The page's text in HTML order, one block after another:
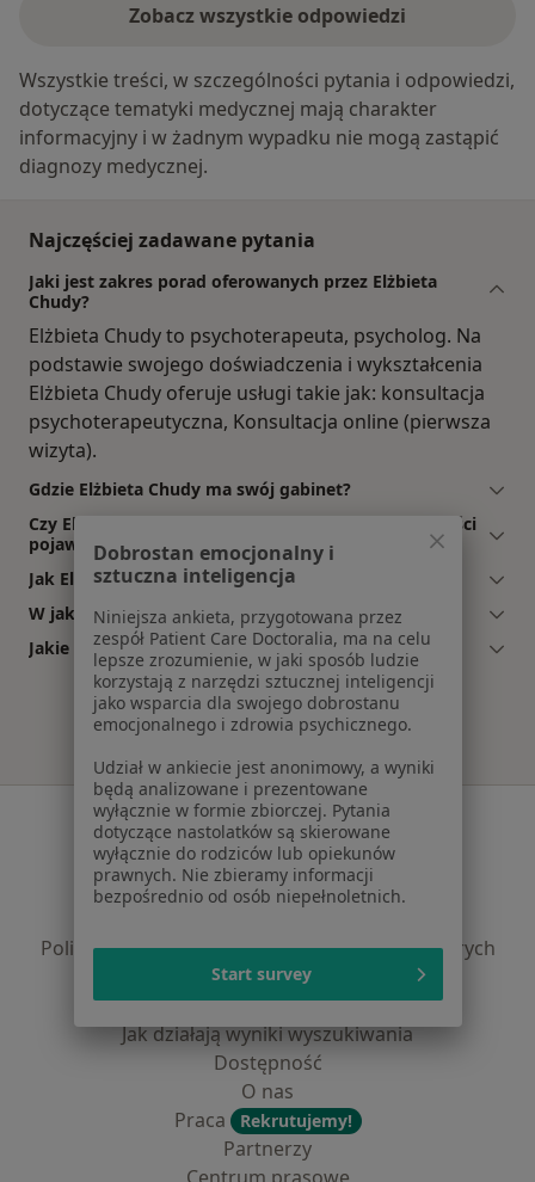
Zobacz wszystkie odpowiedzi
Wszystkie treści, w szczególności pytania i odpowiedzi,
dotyczące tematyki medycznej mają charakter
informacyjny i w żadnym wypadku nie mogą zastąpić
diagnozy medycznej.
Najczęściej zadawane pytania
Jaki jest zakres porad oferowanych przez Elżbieta
Chudy?
Elżbieta Chudy to psychoterapeuta, psycholog. Na
podstawie swojego doświadczenia i wykształcenia
Elżbieta Chudy oferuje usługi takie jak: konsultacja
psychoterapeutyczna, Konsultacja online (pierwsza
wizyta).
Gdzie Elżbieta Chudy ma swój gabinet?
Czy Elżbieta Chudy przyjmuje online, bez konieczności
pojawiania się w placówce?
Jak Elżbieta Chudy umawia wizyty?
W jakich godzinach przyjmuje Elżbieta Chudy?
Jakie ubezpieczenia akceptuje Elżbieta Chudy?
Serwis
Regulamin
Polityka prywatności pacjentów
Polityka prywatności dla profesjonalistów, których
dane pozyskaliśmy samodzielnie
Polityka cookies
Jak działają wyniki wyszukiwania
Dostępność
O nas
Praca
Rekrutujemy!
Partnerzy
Dobrostan emocjonalny i
sztuczna inteligencja
Niniejsza ankieta, przygotowana przez
zespół Patient Care Doctoralia, ma na celu
lepsze zrozumienie, w jaki sposób ludzie
korzystają z narzędzi sztucznej inteligencji
jako wsparcia dla swojego dobrostanu
emocjonalnego i zdrowia psychicznego.
Udział w ankiecie jest anonimowy, a wyniki
będą analizowane i prezentowane
wyłącznie w formie zbiorczej. Pytania
dotyczące nastolatków są skierowane
wyłącznie do rodziców lub opiekunów
prawnych. Nie zbieramy informacji
bezpośrednio od osób niepełnoletnich.
Start survey